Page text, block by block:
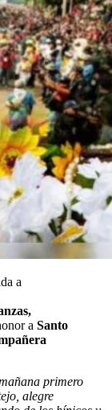
a
a Santo
primero
alegre